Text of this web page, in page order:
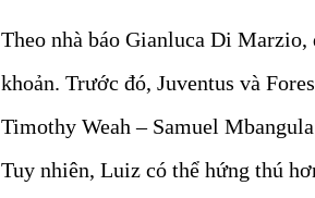
Theo nhà báo Gianluca Di
khoản. Trước đó, Juventus và
Timothy Weah – Samuel
Tuy nhiên, Luiz có thể hứng thú